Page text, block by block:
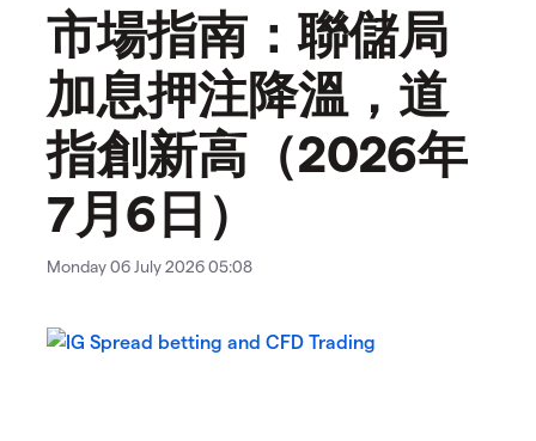
市場指南：聯儲局
加息押注降溫，道
指創新高（2026年
7月6日）
Monday 06 July 2026 05:08